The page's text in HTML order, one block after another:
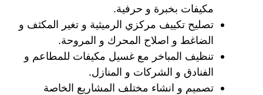
مكيفات بخبرة و حرفية.
تصليح تكييف مركزي الرميثية و تغير المكثف و
الضاغط و اصلاح المحرك و المروحة.
تنظيف المباخر مع غسيل مكيفات للمطاعم و
الفنادق و الشركات و المنازل.
تصميم و انشاء مختلف المشاريع الخاصة